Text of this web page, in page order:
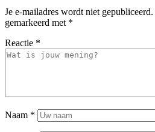
Je e-mailadres wordt niet gepubliceerd.
gemarkeerd met *
Reactie *
Naam *